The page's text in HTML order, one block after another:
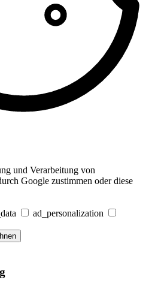
und Verarbeitung von
Google zustimmen oder diese
ad_personalization